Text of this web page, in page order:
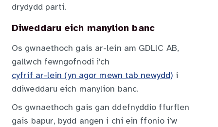
drydydd parti.
Diweddaru eich manylion banc
Os gwnaethoch gais ar-lein am GDLlC AB,
gallwch fewngofnodi i'ch
cyfrif ar-lein (yn agor mewn tab newydd) i
ddiweddaru eich manylion banc.
Os gwnaethoch gais gan ddefnyddio ffurflen
gais bapur, bydd angen i chi ein ffonio i’w